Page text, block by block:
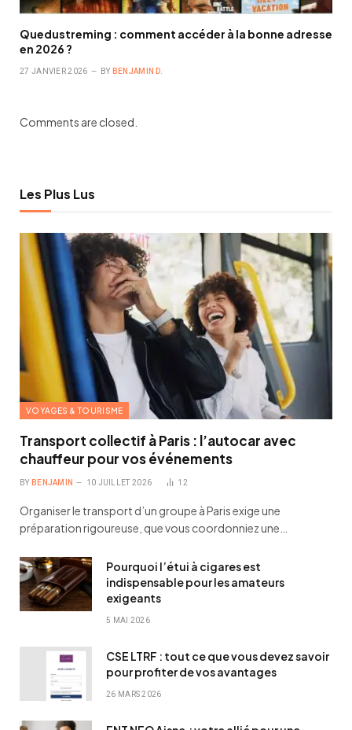
Quedustreming : comment accéder à la bonne adresse
en 2026 ?
27 JANVIER 2026 BY BENJAMIN D.
Comments are closed.
Les Plus Lus
VOYAGES & TOURISME
Transport collectif à Paris : l’autocar avec
chauffeur pour vos événements
BY BENJAMIN 10 JUILLET 2026 12
Organiser le transport d’un groupe à Paris exige une
préparation rigoureuse, que vous coordonniez une…
Pourquoi l’étui à cigares est
indispensable pour les amateurs
exigeants
5 MAI 2026
CSE LTRF : tout ce que vous devez savoir
pour profiter de vos avantages
26 MARS 2026